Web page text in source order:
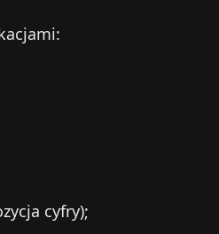
cyfry);